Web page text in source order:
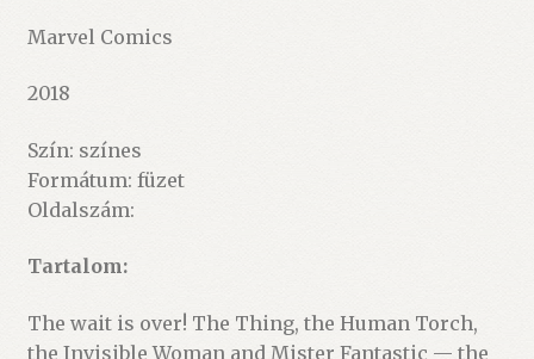
Marvel Comics
2018
Szín: színes
Formátum: füzet
Oldalszám:
Tartalom:
The wait is over! The Thing, the Human Torch,
the Invisible Woman and Mister Fantastic — the